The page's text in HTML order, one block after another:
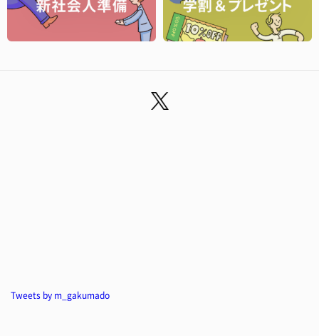
Tweets by m_gakumado